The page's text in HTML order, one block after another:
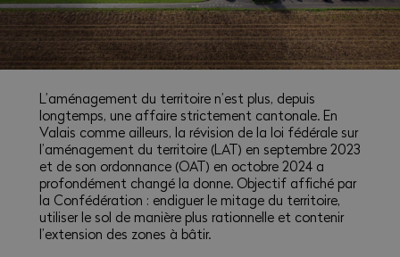
L’aménagement du territoire n’est plus, depuis
longtemps, une affaire strictement cantonale. En
Valais comme ailleurs, la révision de la loi fédérale sur
l’aménagement du territoire (LAT) en septembre 2023
et de son ordonnance (OAT) en octobre 2024 a
profondément changé la donne. Objectif affiché par
la Confédération : endiguer le mitage du territoire,
utiliser le sol de manière plus rationnelle et contenir
l’extension des zones à bâtir.